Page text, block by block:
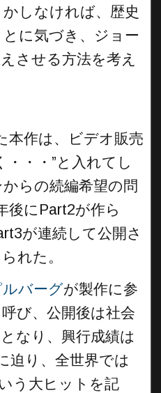
しなければ、歴史
に気づき、ジョー
させる方法を考え
本作は、ビデオ販売
・・”と入れてし
らの続編希望の問
後にPart2が作ら
が連続して公開さ
れた。
バーグが製作に参
び、公開後は社会
なり、興行成績は
迫り、全世界では
う大ヒットを記